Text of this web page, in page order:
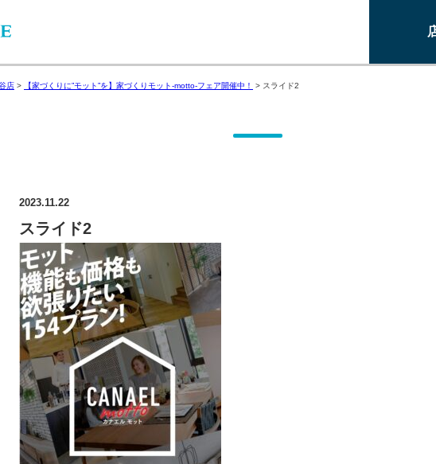
店 > 【家づくりに”モット”を】家づくりモット-motto-フェア開催中！ > スライド2
2023.11.22
スライド2